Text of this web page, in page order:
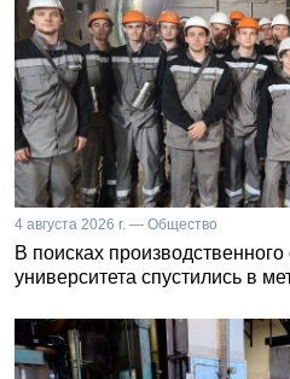
4 августа 2026 г. — Общество
В поисках
университета спустились в